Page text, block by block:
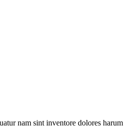
nam sint inventore dolores